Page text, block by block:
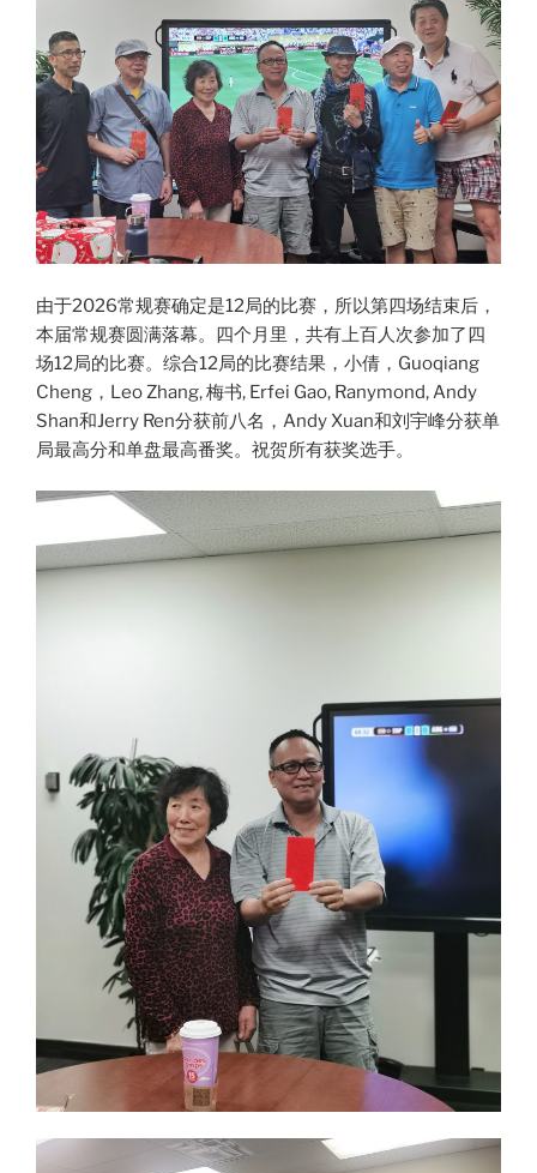
由于2026常规赛确定是12局的比赛，所以第四场结束后，
本届常规赛圆满落幕。四个月里，共有上百人次参加了四
场12局的比赛。综合12局的比赛结果，小倩，Guoqiang
Cheng，Leo Zhang, 梅书, Erfei Gao, Ranymond, Andy
Shan和Jerry Ren分获前八名，Andy Xuan和刘宇峰分获单
局最高分和单盘最高番奖。祝贺所有获奖选手。